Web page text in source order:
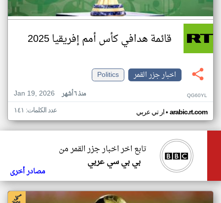
قائمة هدافي كأس أمم إفريقيا 2025
اخبار جزر القمر
Politics
Jan 19, 2026
منذ ٦ أشهر QG60YL
ار تي عربي• arabic.rt.com عدد الكلمات: ١٤١
تابع اخر اخبار جزر القمر من
بي بي سي عربي
مصادر أخرى